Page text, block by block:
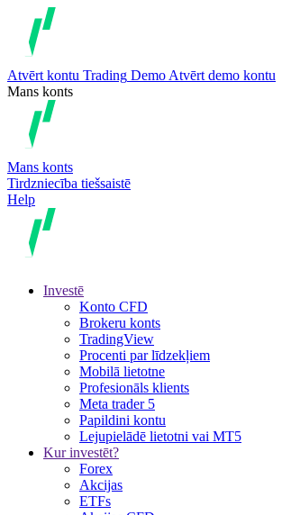
Atvērt kontu Trading Demo Atvērt demo kontu
Mans konts
Mans konts
Tirdzniecība tiešsaistē
Help
Investē
Konto CFD
Brokeru konts
TradingView
Procenti par līdzekļiem
Mobilā lietotne
Profesionāls klients
Meta trader 5
Papildini kontu
Lejupielādē lietotni vai MT5
Kur investēt?
Forex
Akcijas
ETFs